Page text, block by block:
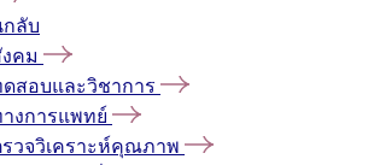
ลับ
คม
สอบและวิชาการ
งการแพทย์
วจวิเคราะห์คุณภาพ